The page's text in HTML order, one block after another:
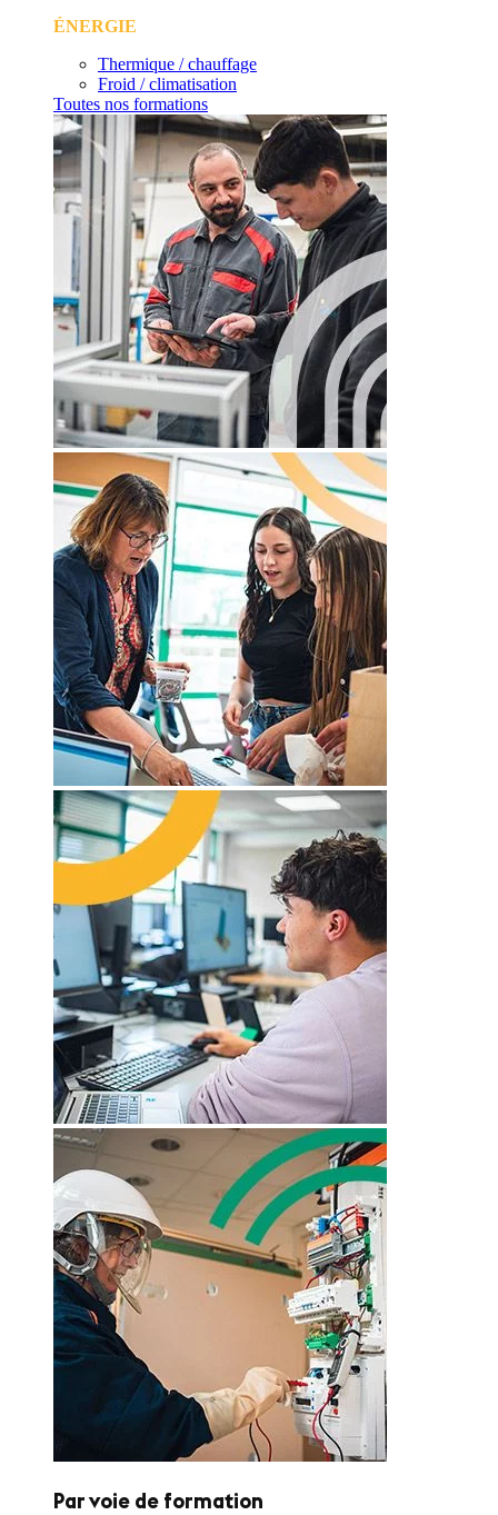
ÉNERGIE
Thermique / chauffage
Froid / climatisation
Toutes nos formations
Par voie de formation